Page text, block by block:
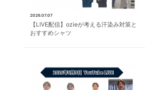
2026.07.07
【LIVE配信】ozieが考える汗染み対策と
おすすめシャツ